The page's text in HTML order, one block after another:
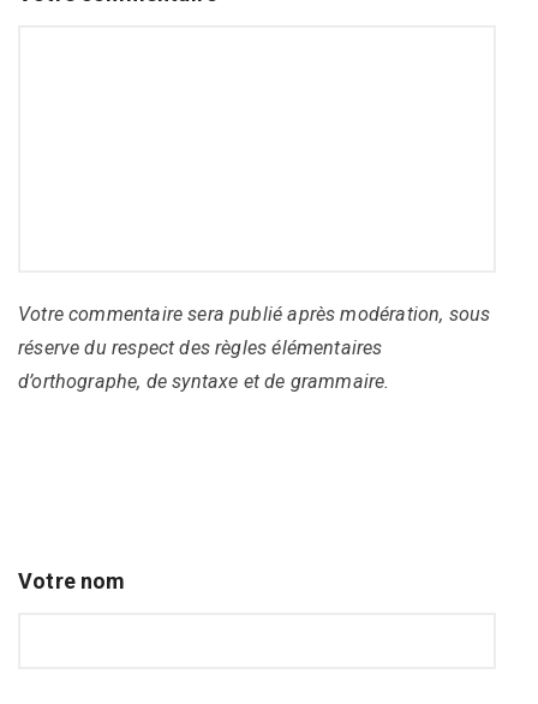
Votre commentaire sera publié après modération, sous
réserve du respect des règles élémentaires
d’orthographe, de syntaxe et de grammaire.
Votre nom